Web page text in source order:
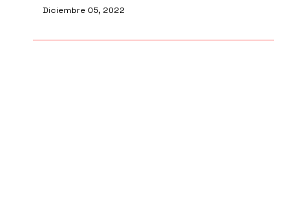
Diciembre 05, 2022